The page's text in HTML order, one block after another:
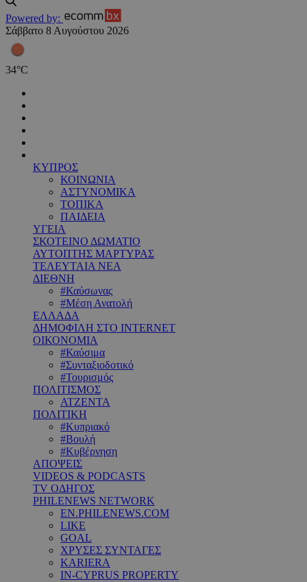
Powered by:
Σάββατο 8 Αυγούστου 2026
34°C
ΚΥΠΡΟΣ
ΚΟΙΝΩΝΙΑ
ΑΣΤΥΝΟΜΙΚΑ
ΤΟΠΙΚΑ
ΠΑΙΔΕΙΑ
ΥΓΕΙΑ
ΣΚΟΤΕΙΝΟ ΔΩΜΑΤΙΟ
ΑΥΤΟΠΤΗΣ ΜΑΡΤΥΡΑΣ
ΤΕΛΕΥΤΑΙΑ ΝΕΑ
ΔΙΕΘΝΗ
#Καύσωνας
#Μέση Ανατολή
ΕΛΛΑΔΑ
ΔΗΜΟΦΙΛΗ ΣΤΟ INTERNET
ΟΙΚΟΝΟΜΙΑ
#Καύσιμα
#Συνταξιοδοτικό
#Τουρισμός
ΠΟΛΙΤΙΣΜΟΣ
ΑΤΖΕΝΤΑ
ΠΟΛΙΤΙΚΗ
#Κυπριακό
#Βουλή
#Κυβέρνηση
ΑΠΟΨΕΙΣ
VIDEOS & PODCASTS
TV ΟΔΗΓΟΣ
PHILENEWS NETWORK
EN.PHILENEWS.COM
LIKE
GOAL
ΧΡΥΣΕΣ ΣΥΝΤΑΓΕΣ
KARIERA
IN-CYPRUS PROPERTY